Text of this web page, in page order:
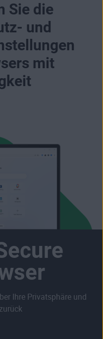
Sie die
und
mit
Ihre Privatsphäre und